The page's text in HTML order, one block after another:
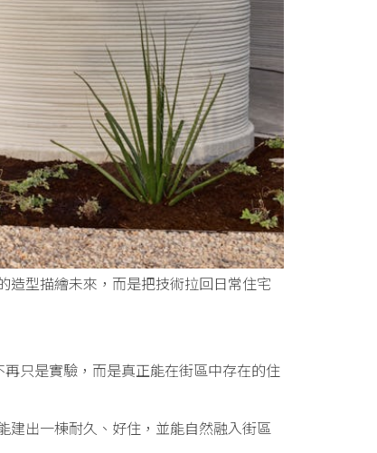
型描繪未來，而是把技術拉回日常住宅
只是實驗，而是真正能在街區中存在的住
建出一棟耐久、好住，並能自然融入街區